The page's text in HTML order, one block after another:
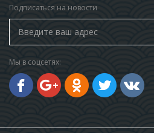
Подписаться на новости
Мы в соцсетях: